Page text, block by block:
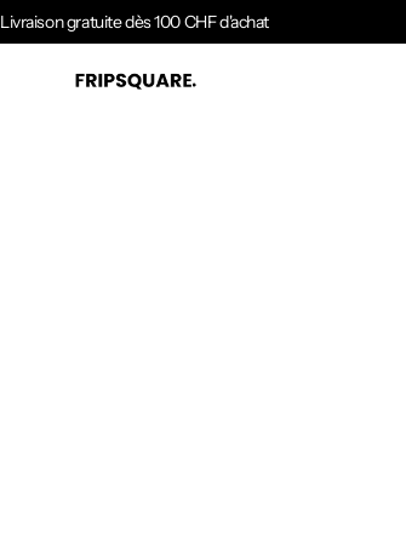
Livraison gratuite dès 100 CHF d'achat